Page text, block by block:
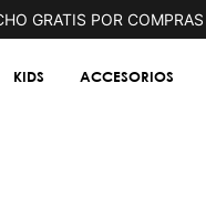
GRATIS POR
KIDS ACCESORIOS